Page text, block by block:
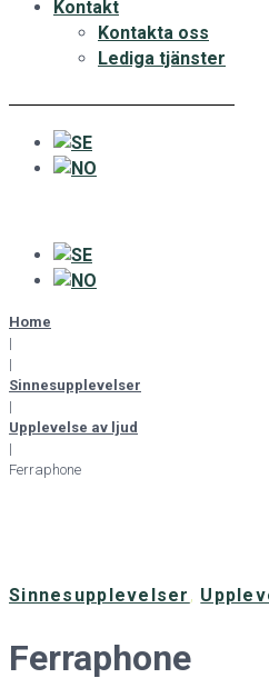
Kontakt
Kontakta oss
Lediga tjänster
Home
|
|
Sinnesupplevelser
|
Upplevelse av ljud
|
Ferraphone
Sinnesupplevelser ,
Ferraphone